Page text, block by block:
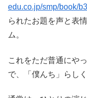
edu.co.jp/smp/book/
られたお題を声と表
ム。
これをただ普通にや
で、「僕んち」らし